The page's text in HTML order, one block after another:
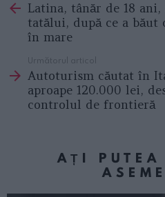
moreLatina, tânăr de 18
tatălui, după ce a băut
în mare
Următorul articol
Autoturism căutat în
aproape 120.000 lei,
controlul de frontieră
AȚI PUTEA